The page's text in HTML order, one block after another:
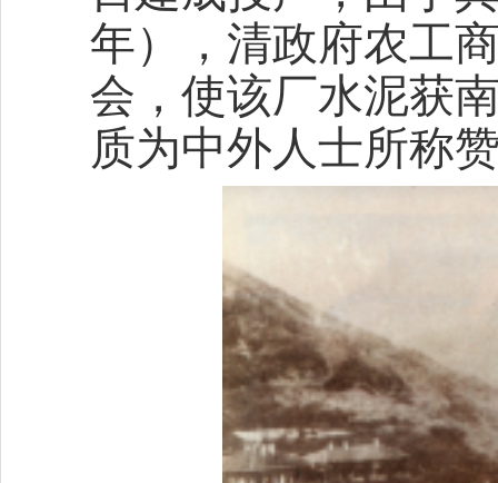
年），清政府农工
会，使该厂水泥获
质为中外人士所称